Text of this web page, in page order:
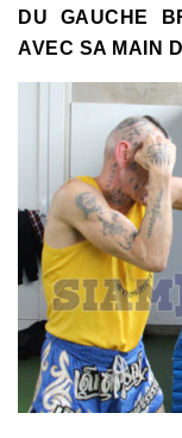
DU GAUCHE
AVEC SA MAIN